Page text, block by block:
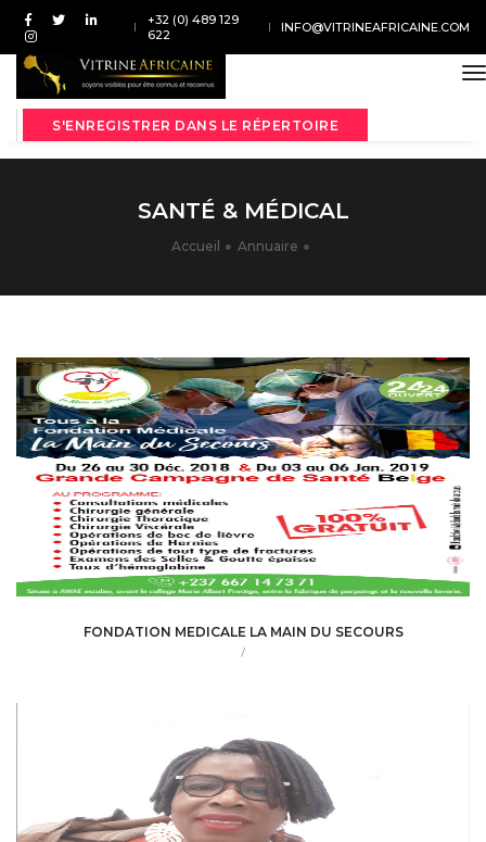
+32 (0) 489 129
622
INFO@VITRINEAFRICAINE.COM
S'ENREGISTRER DANS LE RÉPERTOIRE
SANTÉ & MÉDICAL
Accueil Annuaire
FONDATION MEDICALE LA MAIN DU SECOURS
/